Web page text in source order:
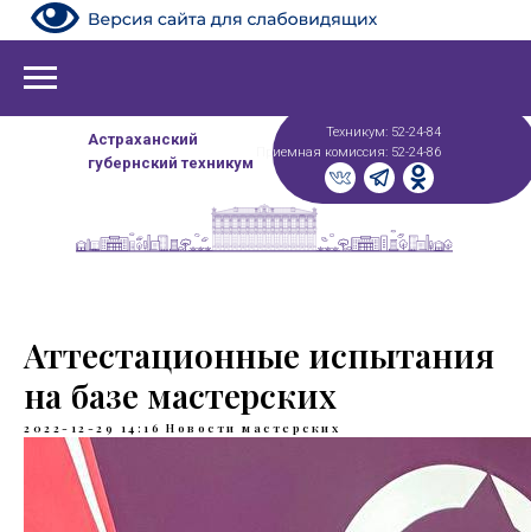
Астраханский
губернский техникум
Техникум: 52-24-84
Приемная комиссия: 52-24-86
Аттестационные испытания
на базе мастерских
2022-12-29 14:16 Новости мастерских